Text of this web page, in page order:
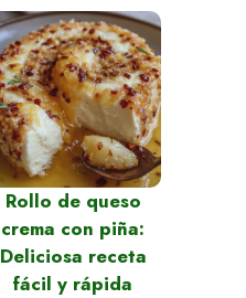
Rollo de queso
crema con piña:
Deliciosa receta
fácil y rápida